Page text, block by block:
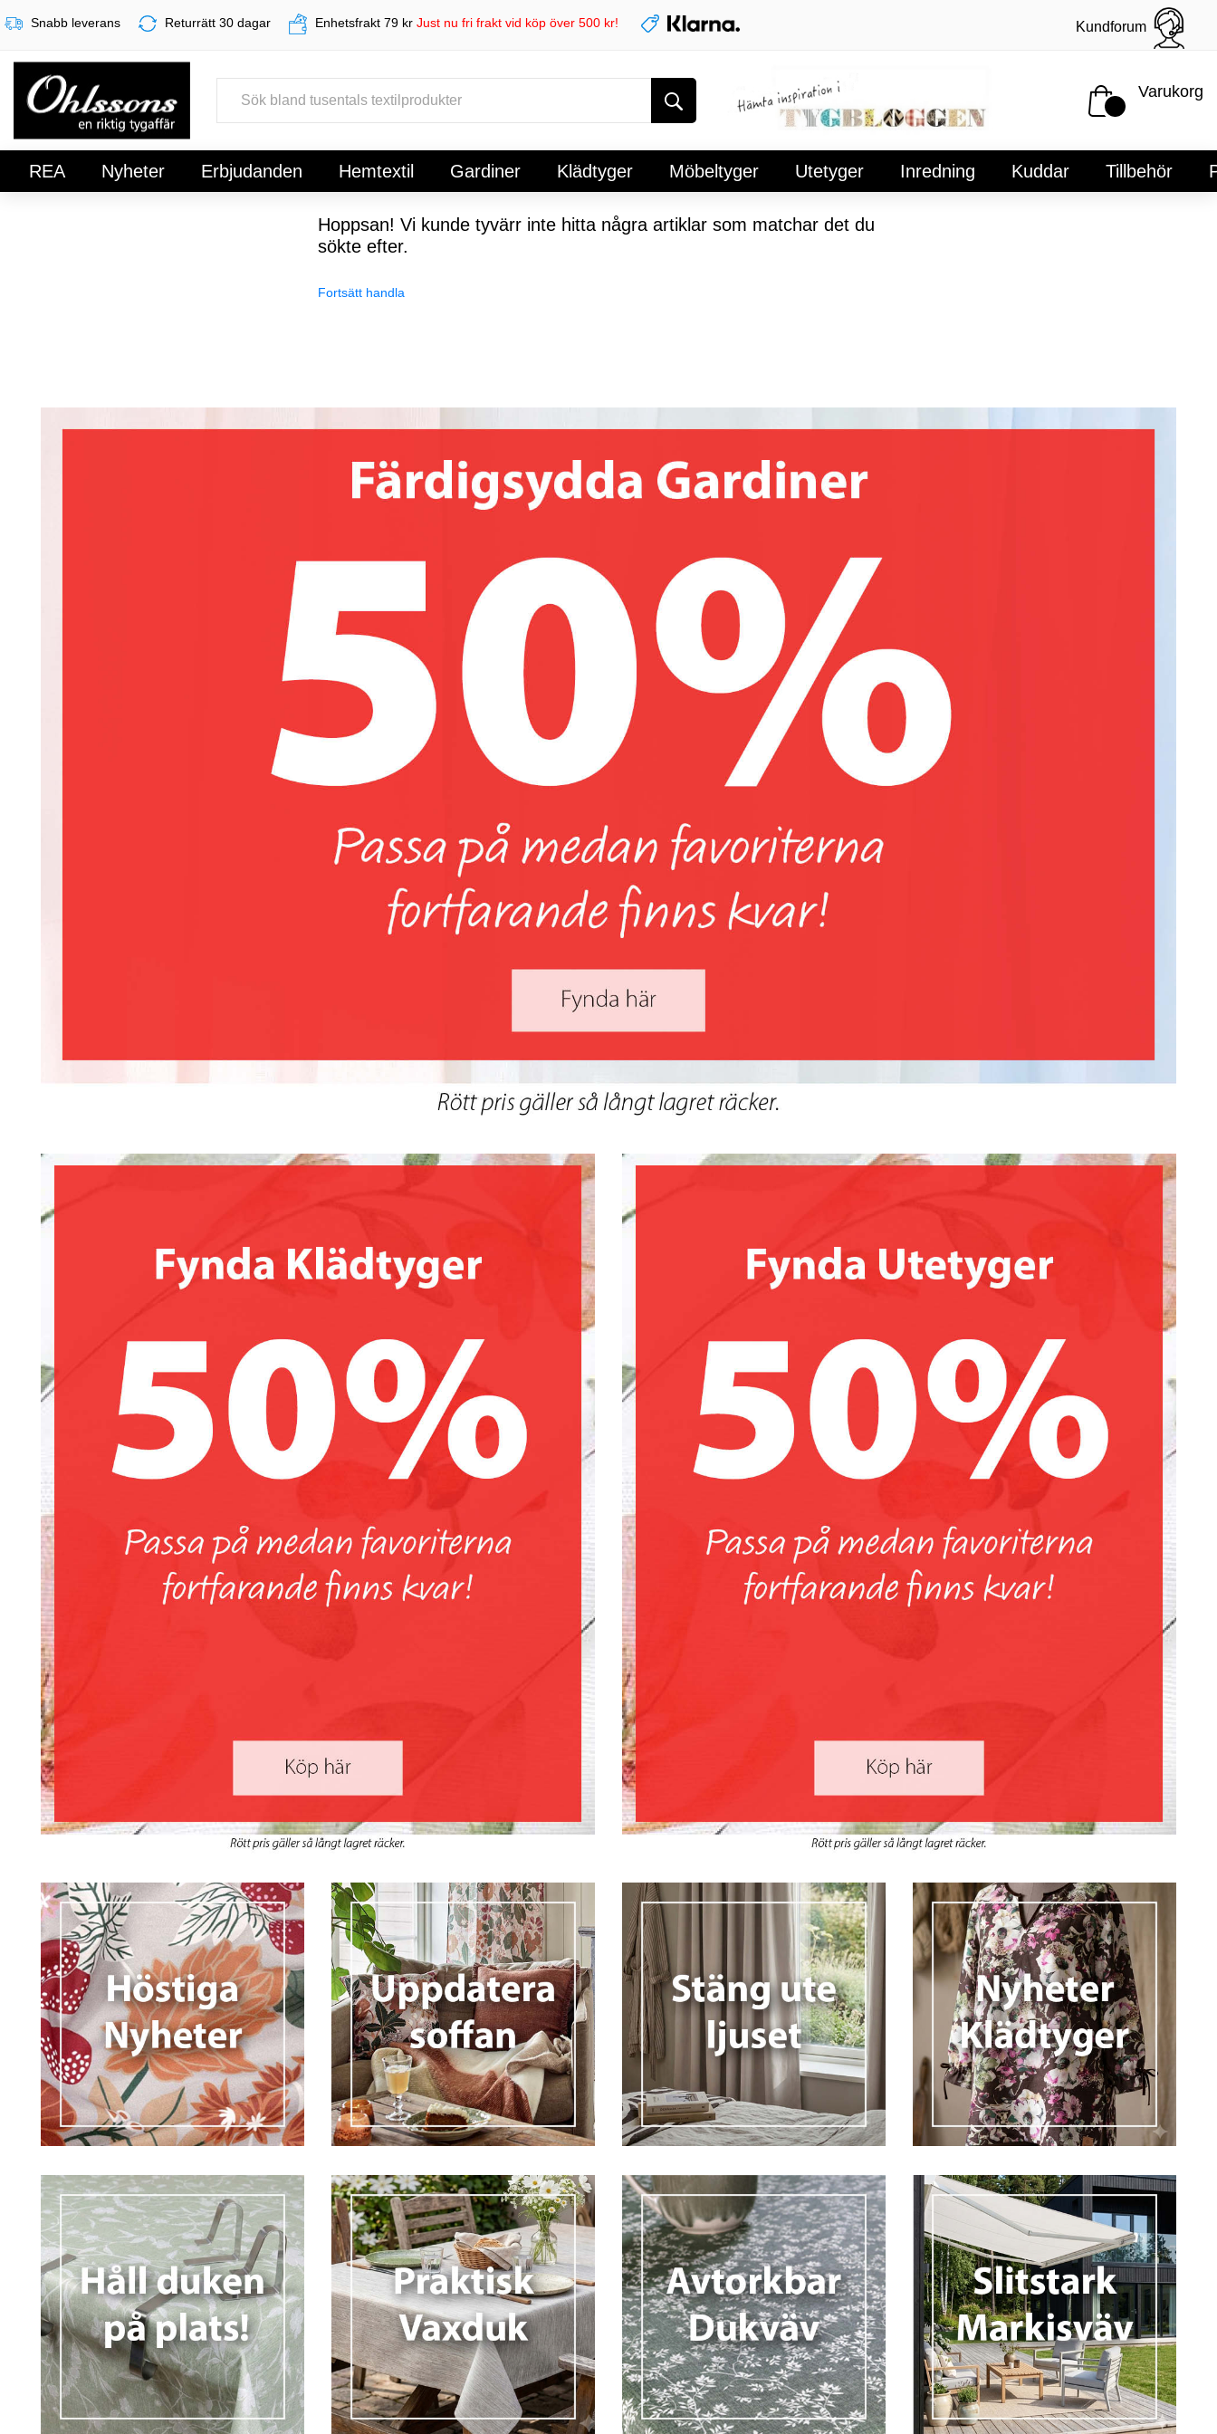
Snabb leverans Returrätt 30 dagar Enhetsfrakt 79 kr Just nu fri frakt vid köp över 500 kr! Kundforum
Varukorg
REA Nyheter Erbjudanden Hemtextil Gardiner Klädtyger Möbeltyger Utetyger Inredning Kuddar Tillbehör
Hoppsan! Vi kunde tyvärr inte hitta några artiklar som matchar det du
sökte efter.
Fortsätt handla